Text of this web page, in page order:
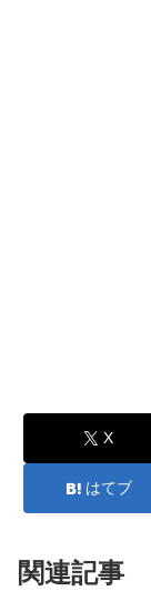
X
はてブ
関連記事